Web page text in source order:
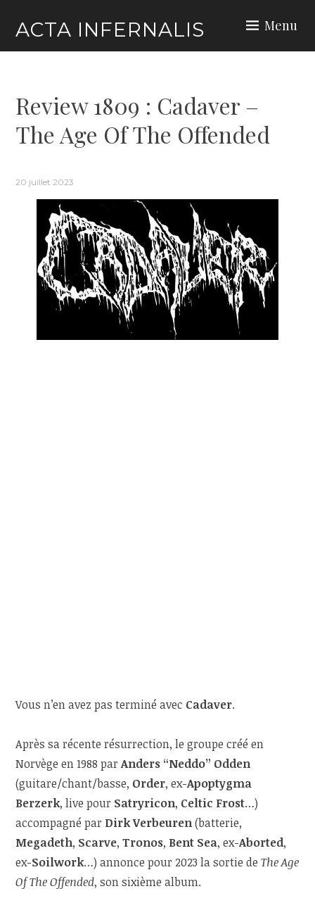
content
ACTA INFERNALIS Menu
Review 1809 : Cadaver –
The Age Of The Offended
20 juillet 2023
Vous n’en avez pas terminé avec Cadaver.
Après sa récente résurrection, le groupe créé en
Norvège en 1988 parAnders “Neddo” Odden
(guitare/chant/basse, Order, ex-Apoptygma
Berzerk, live pour Satryricon, Celtic Frost…)
accompagné par Dirk Verbeuren(batterie,
Megadeth, Scarve,Tronos, Bent Sea, ex-Aborted,
ex-Soilwork…) annonce pour 2023 la sortie deThe Age
Of The Offended, son sixième album.